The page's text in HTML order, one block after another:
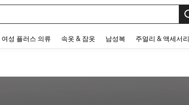
여성 플러스 의류 속옷 & 잠옷 남성복 주얼리 & 액세서리